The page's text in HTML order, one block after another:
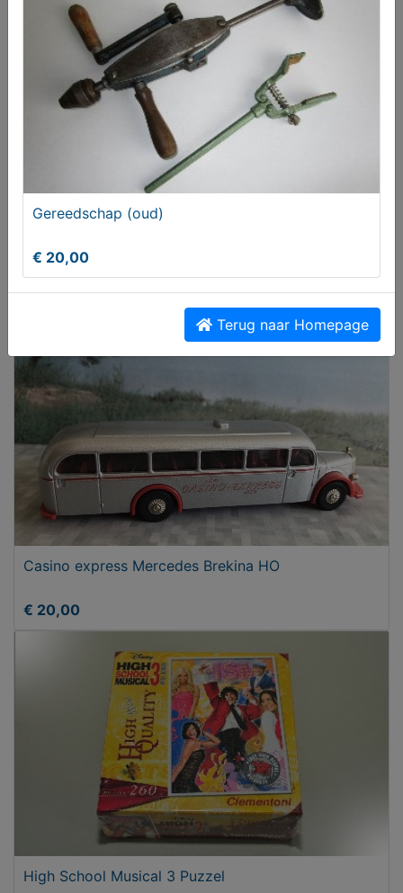
Miniaturen boompjes--ladders--houtstapels
Casino express Mercedes Brekina HO
€ 20,00
High School Musical 3 Puzzel
Gereedschap (oud)
€ 20,00
Terug naar Homepage